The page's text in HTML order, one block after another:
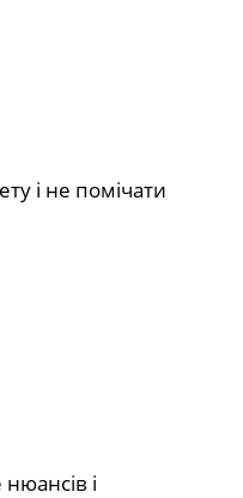
і не помічати
і